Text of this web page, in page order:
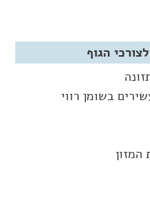
הגוף
בשומן רווי
המזון